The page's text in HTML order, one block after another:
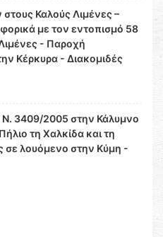
Καλούς Λιμένες –
με τον εντοπισμό 58
- Παροχή
Κέρκυρα - Διακομιδές
3409/2005 στην Κάλυμνο
τη Χαλκίδα και τη
σε λουόμενο στην Κύμη -